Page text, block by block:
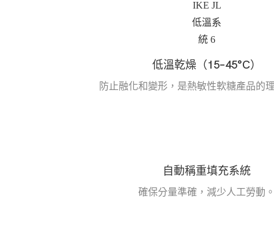
低溫乾燥（15–45°C）
防止融化和變形，是熱敏性軟糖產品的
自動稱重填充系統
確保分量準確，減少人工勞動